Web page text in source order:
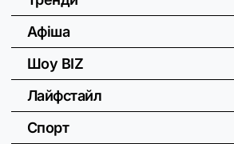
Афіша
Шоу BIZ
Лайфстайл
Спорт